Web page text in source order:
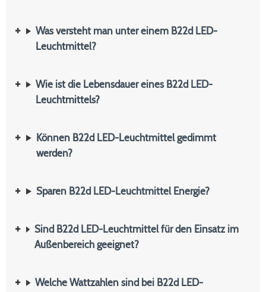
Was versteht man unter einem B22d LED-
Leuchtmittel?
Wie ist die Lebensdauer eines B22d LED-
Leuchtmittels?
Können B22d LED-Leuchtmittel gedimmt
werden?
Sparen B22d LED-Leuchtmittel Energie?
Sind B22d LED-Leuchtmittel für den Einsatz im
Außenbereich geeignet?
Welche Wattzahlen sind bei B22d LED-